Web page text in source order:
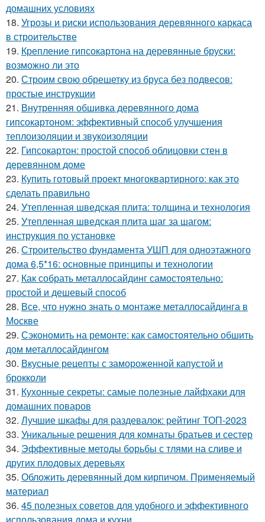
домашних условиях
18. Угрозы и риски использования деревянного каркаса
в строительстве
19. Крепление гипсокартона на деревянные бруски:
возможно ли это
20. Строим свою обрешетку из бруса без подвесов:
простые инструкции
21. Внутренняя обшивка деревянного дома
гипсокартоном: эффективный способ улучшения
теплоизоляции и звукоизоляции
22. Гипсокартон: простой способ облицовки стен в
деревянном доме
23. Купить готовый проект многоквартирного: как это
сделать правильно
24. Утепленная шведская плита: толщина и технология
25. Утепленная шведская плита шаг за шагом:
инструкция по установке
26. Строительство фундамента УШП для одноэтажного
дома 6,5*16: основные принципы и технологии
27. Как собрать металлосайдинг самостоятельно:
простой и дешевый способ
28. Все, что нужно знать о монтаже металлосайдинга в
Москве
29. Сэкономить на ремонте: как самостоятельно обшить
дом металлосайдингом
30. Вкусные рецепты с замороженной капустой и
брокколи
31. Кухонные секреты: самые полезные лайфхаки для
домашних поваров
32. Лучшие шкафы для раздевалок: рейтинг ТОП-2023
33. Уникальные решения для комнаты братьев и сестер
34. Эффективные методы борьбы с тлями на сливе и
других плодовых деревьях
35. Обложить деревянный дом кирпичом. Применяемый
материал
36. 45 полезных советов для удобного и эффективного